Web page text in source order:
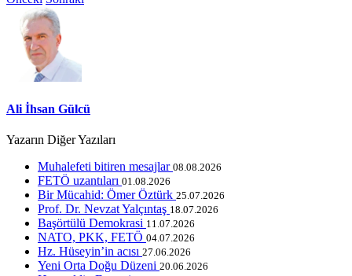
Ali İhsan Gülcü
Yazarın Diğer Yazıları
Muhalefeti bitiren mesajlar 08.08.2026
FETÖ uzantıları 01.08.2026
Bir Mücahid: Ömer Öztürk 25.07.2026
Prof. Dr. Nevzat Yalçıntaş 18.07.2026
Başörtülü Demokrasi 11.07.2026
NATO, PKK, FETÖ 04.07.2026
Hz. Hüseyin’in acısı 27.06.2026
Yeni Orta Doğu Düzeni 20.06.2026